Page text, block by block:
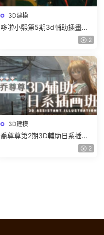
3D建模
哆啦小熙第5期3d輔助插畫班
2023年【畫質不錯有大部分素
2
3D建模
喬尊尊第2期3D輔助日系插圖
班2023【畫質高清有大部分素
2